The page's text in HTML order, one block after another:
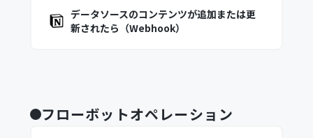
データソースのコンテンツが追加または更
新されたら（Webhook）
フローボットオペレーション